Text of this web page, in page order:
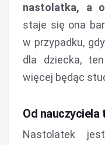
nastolatka, a
staje się ona
w przypadku,
dla dziecka,
więcej będąc
Od nauczyciela
Nastolatek